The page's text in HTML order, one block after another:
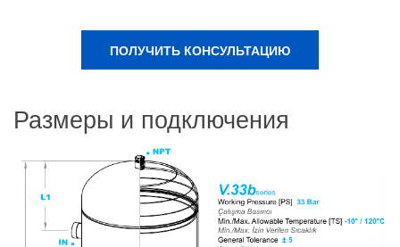
ПОЛУЧИТЬ КОНСУЛЬТАЦИЮ
Размеры и подключения